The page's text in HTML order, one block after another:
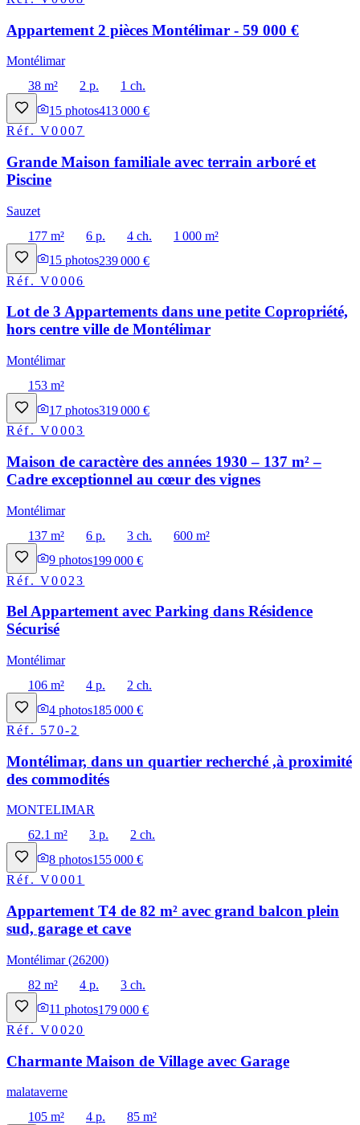
Appartement 2 pièces Montélimar - 59 000 €
Montélimar
38 m²
2 p.
1 ch.
15 photos413 000 €
Réf.V0007
Grande Maison familiale avec terrain arboré et
Piscine
Sauzet
177 m²
6 p. 4 ch.
1 000 m²
15 photos239 000 €
Réf.V0006
Lot de 3 Appartements dans une petite Copropriété,
hors centre ville de Montélimar
Montélimar
153 m²
17 photos319 000 €
Réf.V0003
Maison de caractère des années 1930 – 137 m² –
Cadre exceptionnel au cœur des vignes
Montélimar
137 m²
6 p. 3 ch.
600 m²
9 photos199 000 €
Réf.V0023
Bel Appartement avec Parking dans Résidence
Sécurisé
Montélimar
106 m²
4 p.
2 ch.
4 photos185 000 €
Réf. 570-2
Montélimar, dans un quartier recherché ,à proximité
des commodités
MONTELIMAR
62.1 m²
3 p.
2 ch.
8 photos155 000 €
Réf.V0001
Appartement T4 de 82 m² avec grand balcon plein
sud, garage et cave
Montélimar (26200)
82 m²
4 p.
3 ch.
11 photos179 000 €
Réf.V0020
Charmante Maison de Village avec Garage
malataverne
105 m²
4 p.
85 m²